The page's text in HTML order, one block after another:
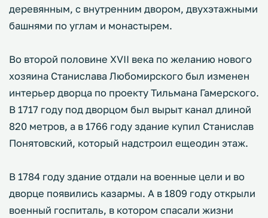
деревянным, с внутренним двором, двухэтажными
башнями по углам и монастырем.
Во второй половине XVII века по желанию нового
хозяина Станислава Любомирского был изменен
интерьер дворца по проекту Тильмана Гамерского.
В 1717 году под дворцом был вырыт канал длиной
820 метров, а в 1766 году здание купил Станислав
Понятовский, который надстроил ещеодин этаж.
В 1784 году здание отдали на военные цели и во
дворце появились казармы. А в 1809 году открыли
военный госпиталь, в котором спасали жизни